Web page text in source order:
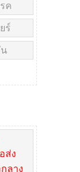
ค
ร์
ส่ง
ลาง